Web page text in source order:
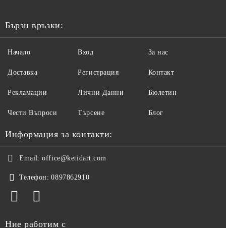
Бързи връзки:
Начало
Доставка
Рекламации
Чести Въпроси
Вход
Регистрация
Лични Данни
Търсене
За нас
Контакт
Бюлетин
Блог
Информация за контакти:
Email: office@ketidart.com
Телефон: 0897862910
Ние работим с